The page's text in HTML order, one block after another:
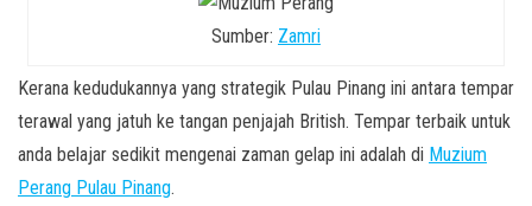
Sumber: Zamri
Kerana kedudukannya yang strategik Pulau Pinang ini antara tempar
terawal yang jatuh ke tangan penjajah British. Tempar terbaik untuk
anda belajar sedikit mengenai zaman gelap ini adalah di Muzium
Perang Pulau Pinang.